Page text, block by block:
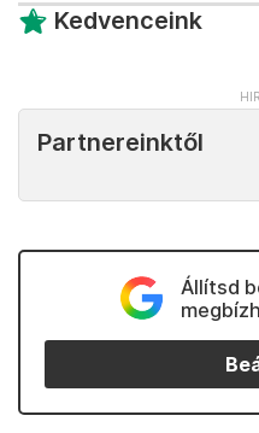
Kedvenceink
Partnereinktől
Állítsd